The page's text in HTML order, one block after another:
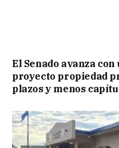
El Senado avanza
proyecto propiedad
plazos y menos